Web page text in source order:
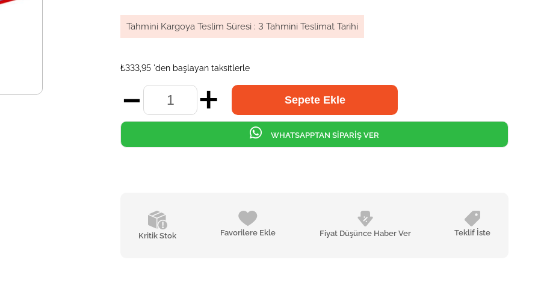
Tahmini Kargoya Teslim Süresi : 3 Tahmini Teslimat Tarihi
₺333,95 'den başlayan taksitlerle
Kritik Stok Favorilere Ekle Fiyat Düşünce Haber Ver Teklif İste
WHATSAPPTAN SİPARİŞ VER